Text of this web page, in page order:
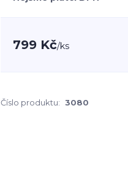
799 Kč/ks
Číslo produktu: 3080